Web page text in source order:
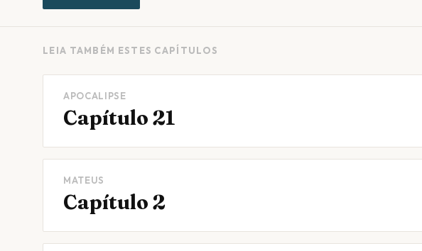
LEIA TAMBÉM ESTES CAPÍTULOS
APOCALIPSE
Capítulo 21
MATEUS
Capítulo 2